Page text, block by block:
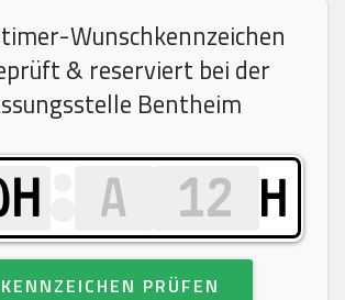
Wunschkennzeichen
& reserviert bei der
Bentheim
H
PRÜFEN